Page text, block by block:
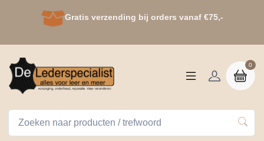
Gratis verzending bij orders vanaf €75,-
0